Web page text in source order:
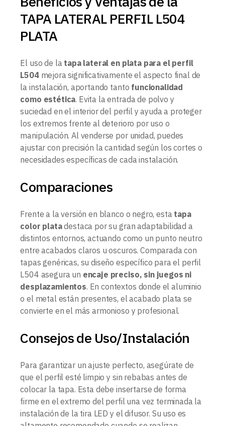
TAPA LATERAL PERFIL L504
PLATA
El uso de la tapa lateral en plata para el perfil
L504mejora significativamente el aspecto final de
la instalación, aportando tanto funcionalidad
como estética. Evita la entrada de polvo y
suciedad en el interior del perfil y ayuda a proteger
los extremos frente al deterioro por uso o
manipulación. Al venderse por unidad, puedes
ajustar con precisión la cantidad según los cortes o
necesidades específicas de cada instalación.
Comparaciones
Frente a la versión en blanco o negro, esta tapa
color platadestaca por su gran adaptabilidad a
distintos entornos, actuando como un punto neutro
entre acabados claros u oscuros. Comparada con
tapas genéricas, su diseño específico para el perfil
L504 asegura un encaje preciso, sin juegos ni
desplazamientos. En contextos donde el aluminio
o el metal están presentes, el acabado plata se
convierte en el más armonioso y profesional.
Consejos de Uso/Instalación
Para garantizar un ajuste perfecto, asegúrate de
que el perfil esté limpio y sin rebabas antes de
colocar la tapa. Esta debe insertarse de forma
firme en el extremo del perfil una vez terminada la
instalación de la tira LED y el difusor. Su uso es